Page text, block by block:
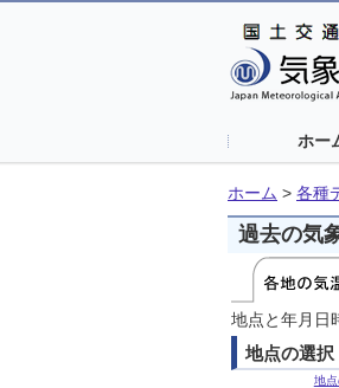
ホー
ホーム > 各種
過去の気
地点と年月日
地点の選択
地